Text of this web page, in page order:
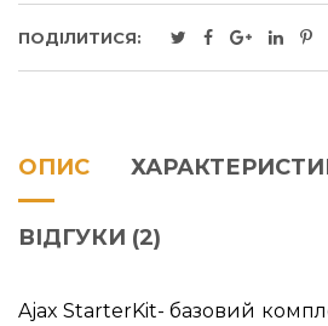
ПОДІЛИТИСЯ:
ОПИС
ВІДГУКИ (2)
Ajax StarterKit- базовий